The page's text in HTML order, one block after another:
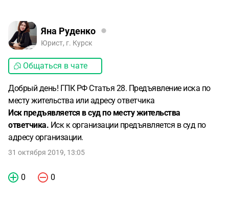
Яна Руденко
Юрист, г. Курск
Общаться в чате
Добрый день! ГПК РФ Статья 28. Предъявление иска по
месту жительства или адресу ответчика
Иск предъявляется в суд по месту жительства
ответчика. Иск к организации предъявляется в суд по
адресу организации.
31 октября 2019, 13:05
0 0